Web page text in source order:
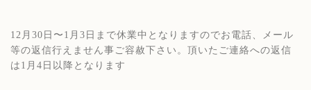
12月30日〜1月3日まで休業中となりますのでお電話、メール
等の返信行えません事ご容赦下さい。頂いたご連絡への返信
は1月4日以降となります